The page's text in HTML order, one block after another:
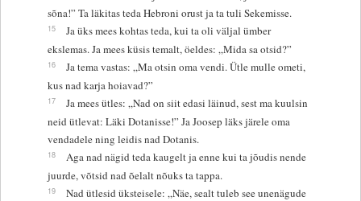
sõna!” Ta läkitas teda Hebroni orust ja ta tuli Sekemisse.
15
Ja üks mees kohtas teda, kui ta oli väljal ümber
ekslemas. Ja mees küsis temalt, öeldes: „Mida sa otsid?”
16
Ja tema vastas: „Ma otsin oma vendi. Ütle mulle ometi,
kus nad karja hoiavad?”
17
Ja mees ütles: „Nad on siit edasi läinud, sest ma kuulsin
neid ütlevat: Läki Dotanisse!” Ja Joosep läks järele oma
vendadele ning leidis nad Dotanis.
18
Aga nad nägid teda kaugelt ja enne kui ta jõudis nende
juurde, võtsid nad õelalt nõuks ta tappa.
19
Nad ütlesid üksteisele: „Näe, sealt tuleb see unenägude